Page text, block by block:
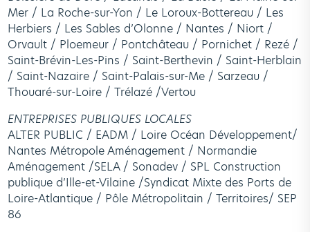
Mer / La Roche-sur-Yon / Le Loroux-Bottereau / Les
Herbiers / Les Sables d’Olonne / Nantes / Niort /
Orvault / Ploemeur / Pontchâteau / Pornichet / Rezé /
Saint-Brévin-Les-Pins / Saint-Berthevin / Saint-Herblain
/ Saint-Nazaire / Saint-Palais-sur-Me / Sarzeau /
Thouaré-sur-Loire / Trélazé /Vertou
ENTREPRISES PUBLIQUES LOCALES
ALTER PUBLIC / EADM / Loire Océan Développement/
Nantes Métropole Aménagement / Normandie
Aménagement /SELA / Sonadev / SPL Construction
publique d’Ille-et-Vilaine /Syndicat Mixte des Ports de
Loire-Atlantique / Pôle Métropolitain / Territoires/ SEP
86